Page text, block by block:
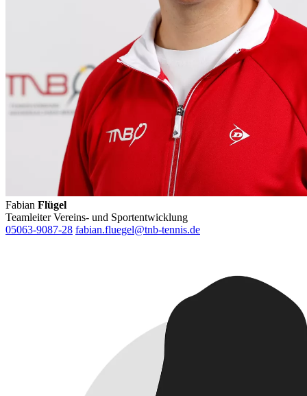
Fabian Flügel
Teamleiter Vereins- und Sportentwicklung
05063-9087-28 fabian.fluegel@tnb-tennis.de